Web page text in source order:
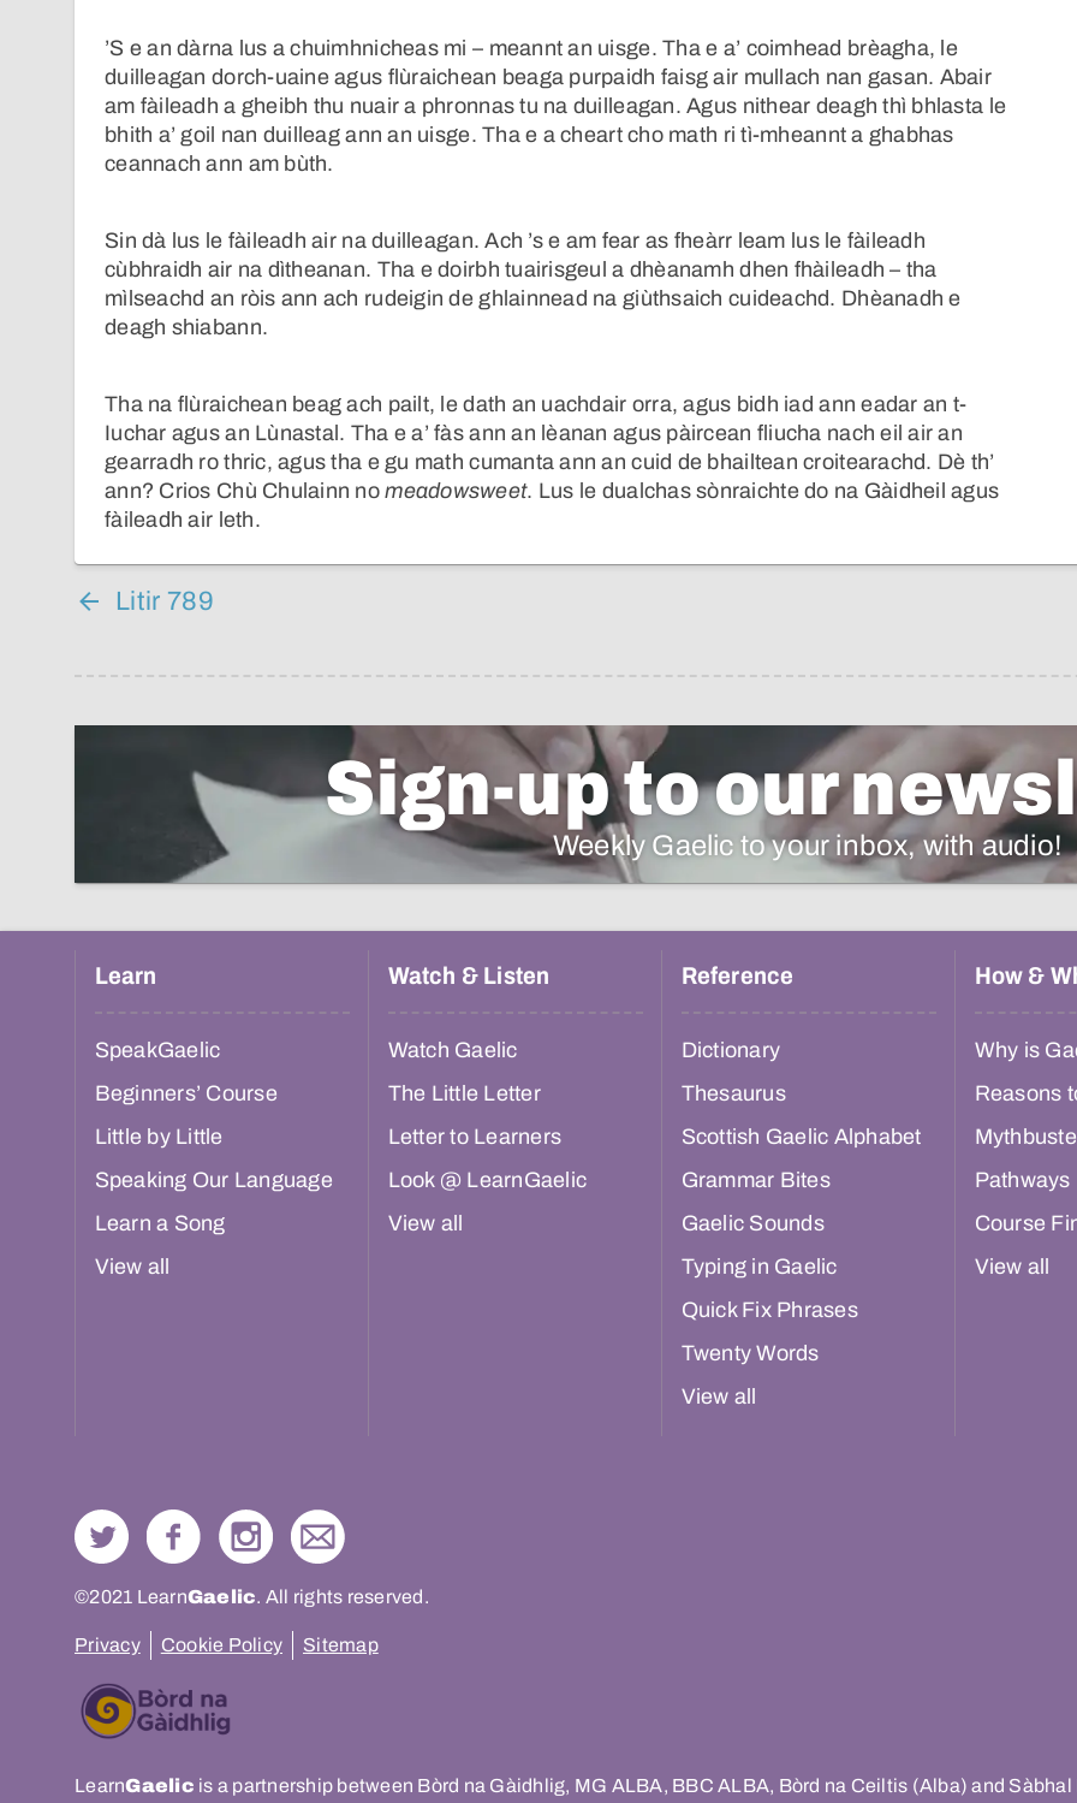
’S e an dàrna lus a chuimhnicheas mi – meannt an uisge. Tha e a’ coimhead brèagha, le
duilleagan dorch-uaine agus flùraichean beaga purpaidh faisg air mullach nan gasan. Abair
am fàileadh a gheibh thu nuair a phronnas tu na duilleagan. Agus nithear deagh thì bhlasta le
bhith a’ goil nan duilleag ann an uisge. Tha e a cheart cho math ri tì-mheannt a ghabhas
ceannach ann am bùth.
Sin dà lus le fàileadh air na duilleagan. Ach ’s e am fear as fheàrr leam lus le fàileadh
cùbhraidh air na dìtheanan. Tha e doirbh tuairisgeul a dhèanamh dhen fhàileadh – tha
mìlseachd an ròis ann ach rudeigin de ghlainnead na giùthsaich cuideachd. Dhèanadh e
deagh shiabann.
Tha na flùraichean beag ach pailt, le dath an uachdair orra, agus bidh iad ann eadar an t-
Iuchar agus an Lùnastal. Tha e a’ fàs ann an lèanan agus pàircean fliucha nach eil air an
gearradh ro thric, agus tha e gu math cumanta ann an cuid de bhailtean croitearachd. Dè th’
ann? Crios Chù Chulainn nomeadowsweet. Lus le dualchas sònraichte do na Gàidheil agus
fàileadh air leth.
Litir 789
Sign-up to our
Weekly Gaelic to your inbox, with audio!
Learn
SpeakGaelic
Beginners’ Course
Little by Little
Speaking Our Language
Learn a Song
View all
Watch & Listen
Watch Gaelic
The Little Letter
Letter to Learners
Look @ LearnGaelic
View all
Reference
Dictionary
Thesaurus
Scottish Gaelic Alphabet
Grammar Bites
Gaelic Sounds
Typing in Gaelic
Quick Fix Phrases
Twenty Words
View all
How &
Why is
Reasons
Pathways
Course
View all
©2021 LearnGaelic. All rights reserved.
Privacy Cookie Policy Sitemap
LearnGaelic is a partnership between Bòrd na Gàidhlig, MG ALBA, BBC ALBA, Bòrd na Ceiltis (Alba) and Sàbhal